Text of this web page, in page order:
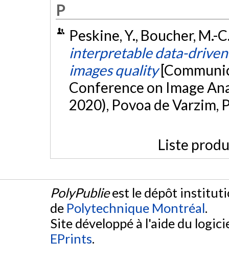
P
Peskine, Y., Boucher, M.-
interpretable data-
images quality
Conference on Image
2020), Povoa de Varzim,
Liste
PolyPublieest le dépôt
de Polytechnique Montréal.
Site développé à l'aide du
EPrints.